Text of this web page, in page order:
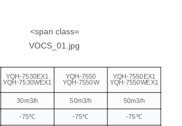
YQH-7530EX1
YQH-7530WEX1
YQH-7550
YQH-7550W
YQH-7550EX1
YQH-7550WEX1
30m3/h 50m3/h
50m3/h
-75℃ -75℃
-75℃